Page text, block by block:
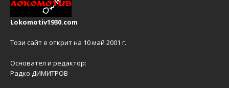
Lokomotiv1930.com
Този сайт е открит на 10 май 2001 г.
Основател и редактор:
Радко ДИМИТРОВ